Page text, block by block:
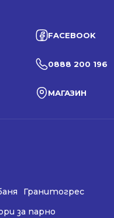
FACEBOOK
0888 200 196
МАГАЗИН
Гранитогрес
за парно